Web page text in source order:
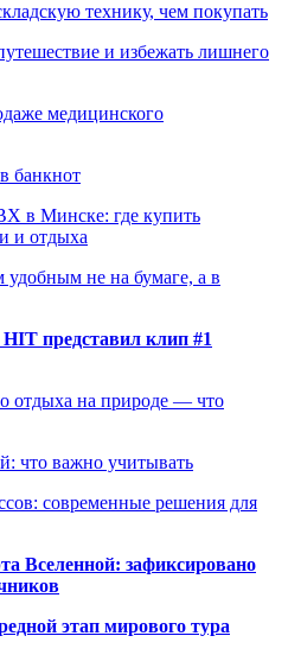
технику, чем покупать
и избежать лишнего
медицинского
банкнот
в Минске: где купить
и отдыха
не на бумаге, а в
представил клип #1
отдыха на природе — что
что важно учитывать
современные решения для
Вселенной: зафиксировано
этап мирового тура